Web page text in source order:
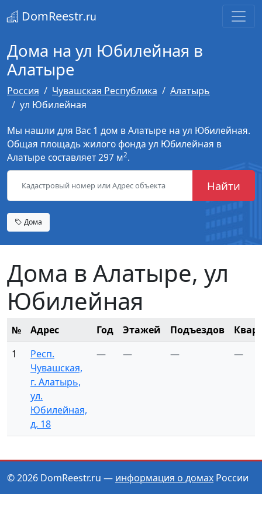
DomReestr.ru
Дома на ул Юбилейная в
Алатыре
Россия Чувашская Республика
Алатырь
ул Юбилейная
Мы нашли для Вас 1 дом в Алатыре на ул Юбилейная.
Общая площадь жилого фонда ул Юбилейная в
Алатыре составляет 297 м2.
Найти
Дома
Дома в Алатыре, ул
Юбилейная
№ Адрес Год Этажей Подъездов
1
Респ.
Чувашская,
г. Алатырь,
ул.
Юбилейная,
д. 18
— — — —
© 2026 DomReestr.ru — информация о домах России